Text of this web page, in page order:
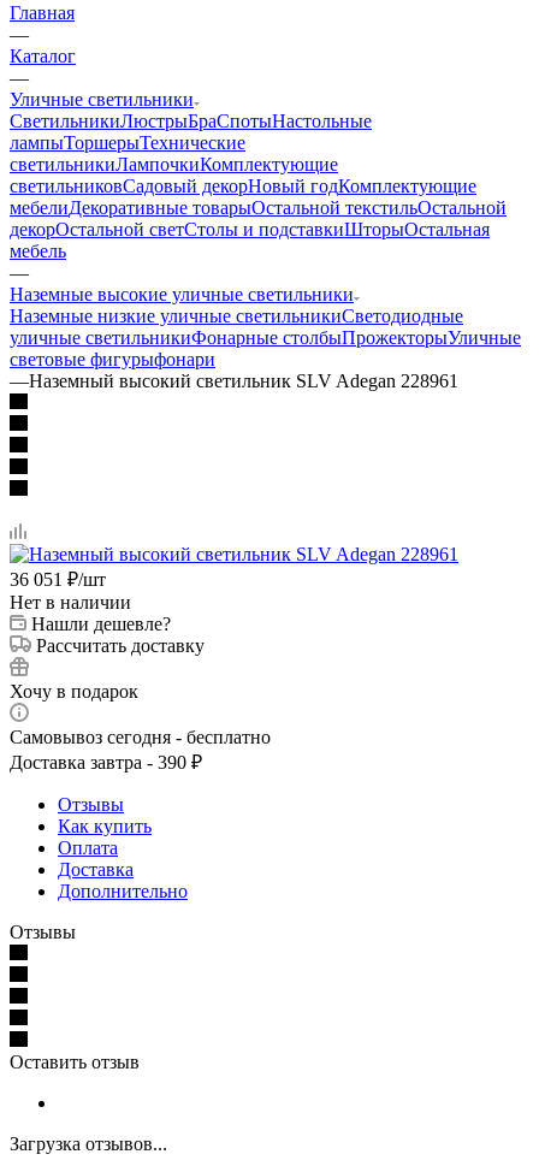
Главная
—
Каталог
—
Уличные светильники
СветильникиЛюстрыБраСпотыНастольные
лампыТоршерыТехнические
светильникиЛампочкиКомплектующие
светильниковСадовый декорНовый годКомплектующие
мебелиДекоративные товарыОстальной текстильОстальной
декорОстальной светСтолы и подставкиШторыОстальная
мебель
—
Наземные высокие уличные светильники
Наземные низкие уличные светильникиСветодиодные
уличные светильникиФонарные столбыПрожекторыУличные
световые фигурыфонари
—Наземный высокий светильник SLV Adegan 228961
36 051 ₽/шт
Нет в наличии
Нашли дешевле?
Рассчитать доставку
Хочу в подарок
Самовывоз сегодня - бесплатно
Доставка завтра - 390 ₽
Отзывы
Как купить
Оплата
Доставка
Дополнительно
Отзывы
Оставить отзыв
Загрузка отзывов...